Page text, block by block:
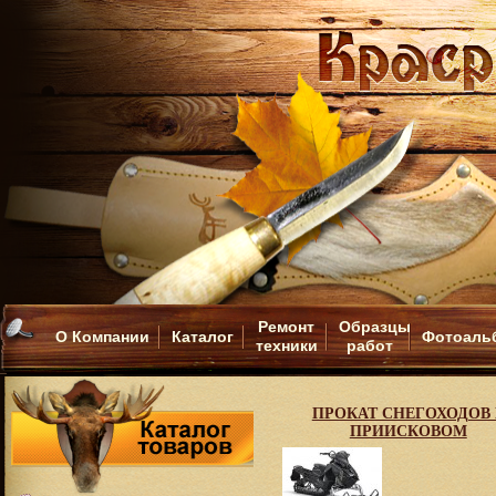
О Компании Каталог
Ремонт
техники
Образцы
работ
ПРОКАТ СНЕГОХОДОВ
ПРИИСКОВОМ